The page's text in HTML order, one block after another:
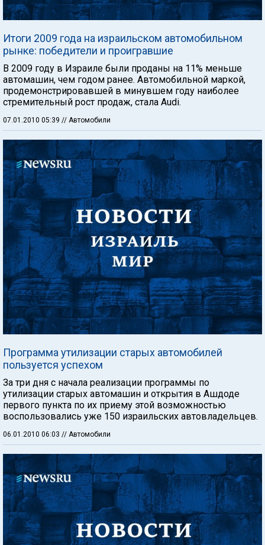
Итоги 2009 года на израильском автомобильном
рынке: победители и проигравшие
В 2009 году в Израиле были проданы на 11% меньше
автомашин, чем годом ранее. Автомобильной маркой,
продемонстрировавшей в минувшем году наиболее
стремительный рост продаж, стала Audi.
07.01.2010 05:39 // Автомобили
Программа утилизации старых автомобилей
пользуется успехом
За три дня с начала реализации программы по
утилизации старых автомашин и открытия в Ашдоде
первого пункта по их приему этой возможностью
воспользовались уже 150 израильских автовладельцев.
06.01.2010 06:03 // Автомобили